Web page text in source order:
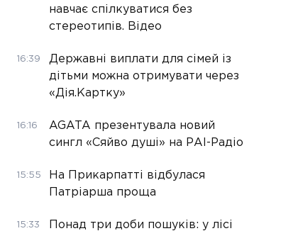
навчає спілкуватися без
стереотипів. Відео
16:39
Державні виплати для сімей із
дітьми можна отримувати через
«Дія.Картку»
16:16
AGATA презентувала новий
сингл «Сяйво душі» на РАІ-Радіо
15:55
На Прикарпатті відбулася
Патріарша проща
15:33
Понад три доби пошуків: у лісі